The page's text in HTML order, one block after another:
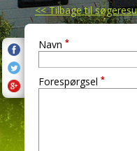
<<Tilbage til
Navn *
Forespørgsel *